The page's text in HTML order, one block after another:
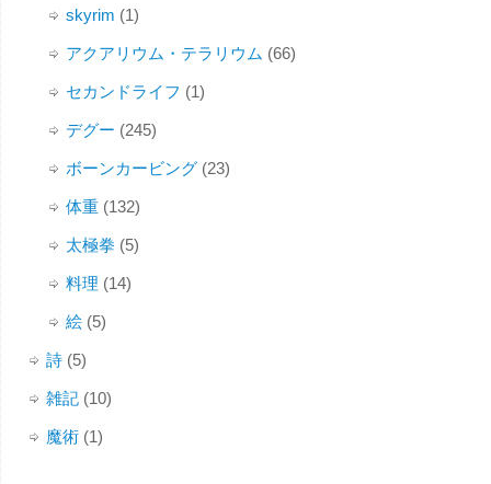
skyrim (1)
アクアリウム・テラリウム (66)
セカンドライフ (1)
デグー (245)
ボーンカービング(23)
体重(132)
太極拳 (5)
料理 (14)
絵(5)
詩(5)
雑記(10)
魔術(1)